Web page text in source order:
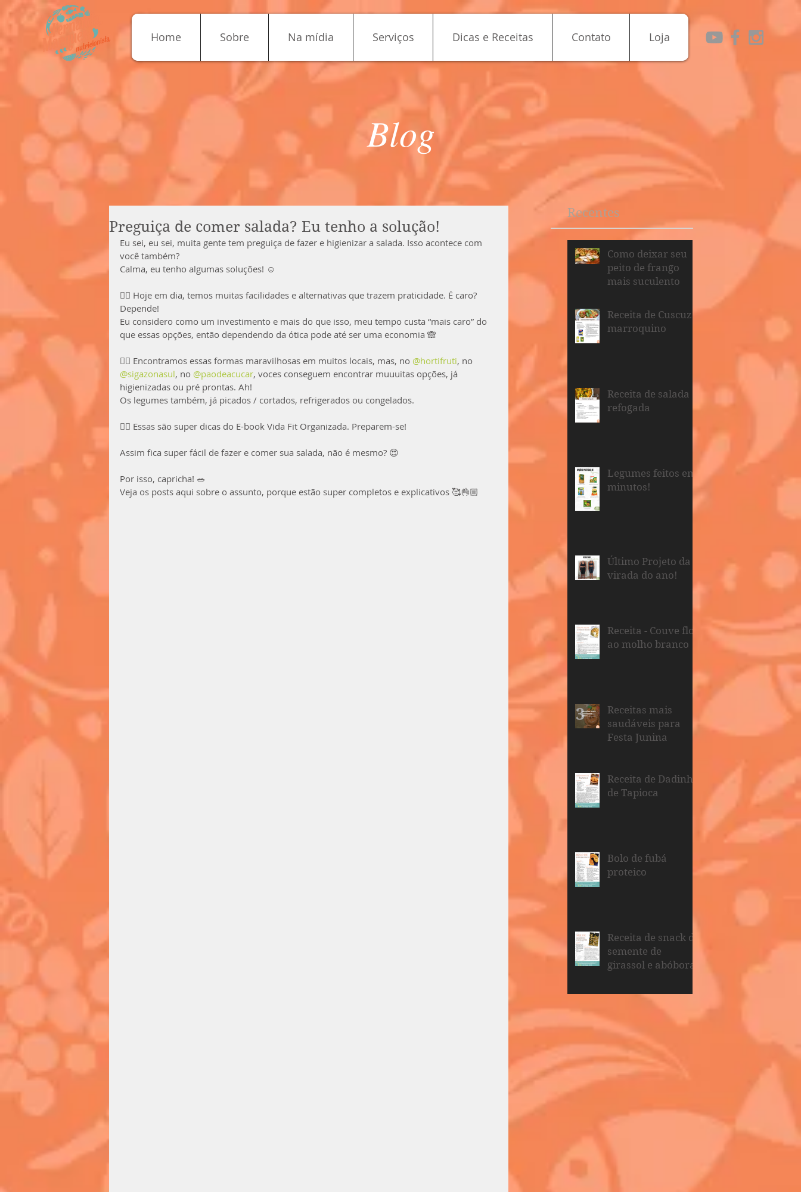
Home Sobre Na mídia Serviços Dicas e Receitas Contato Loja
Blog
Preguiça de comer salada? Eu tenho a solução!
Eu sei, eu sei, muita gente tem preguiça de fazer e higienizar a salada. Isso acontece com
você também?
Calma, eu tenho algumas soluções! ☺
👉🏻 Hoje em dia, temos muitas facilidades e alternativas que trazem praticidade. É caro?
Depende!
Eu considero como um investimento e mais do que isso, meu tempo custa “mais caro” do
que essas opções, então dependendo da ótica pode até ser uma economia 🙈
👉🏻 Encontramos essas formas maravilhosas em muitos locais, mas, no @hortifruti, no
@sigazonasul, no @paodeacucar, voces conseguem encontrar muuuitas opções, já
higienizadas ou pré prontas. Ah!
Os legumes também, já picados / cortados, refrigerados ou congelados.
👉🏻 Essas são super dicas do E-book Vida Fit Organizada. Preparem-se!
Assim fica super fácil de fazer e comer sua salada, não é mesmo? 😍
Por isso, capricha! 🥗
Veja os posts aqui sobre o assunto, porque estão super completos e explicativos 🥰👌🏼
Como deixar seu
peito de frango
mais suculento
Receita de Cuscuz
marroquino
Receita de salada
refogada
Legumes feitos em
minutos!
Último Projeto da
virada do ano!
Receita - Couve flor
ao molho branco
Receitas mais
saudáveis para
Festa Junina
Receita de Dadinho
de Tapioca
Bolo de fubá
proteico
Receita de snack de
semente de
girassol e abóbora
Recentes